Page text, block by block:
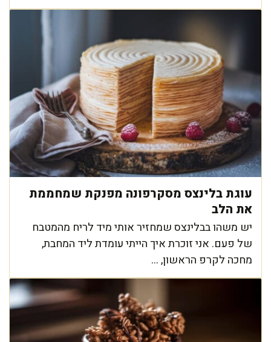
עוגת בלינצס מסקרפונה מפנקת שמחממת
את הלב
יש משהו בבלינצס שמחזיר אותי מיד לריח מהמטבח
של פעם. אני זוכרת איך הייתי עומדת ליד המחבת,
מחכה לקרפ הראשון, ...